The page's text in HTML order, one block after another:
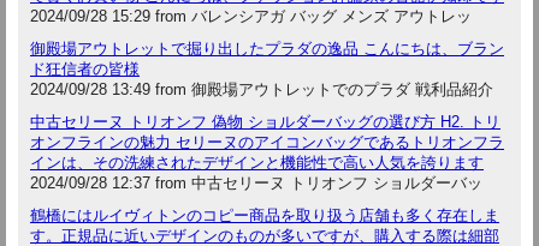
2024/09/28 15:29 from バレンシアガ バッグ メンズ アウトレッ
御殿場アウトレットで掘り出したプラダの逸品 こんにちは、ブラン
ド狂信者の皆様
2024/09/28 13:49 from 御殿場アウトレットでのプラダ 戦利品紹介
中古セリーヌ トリオンフ 偽物 ショルダーバッグの選び方 H2. トリ
オンフラインの魅力 セリーヌのアイコンバッグであるトリオンフラ
インは、その洗練されたデザインと機能性で高い人気を誇ります
2024/09/28 12:37 from 中古セリーヌ トリオンフ ショルダーバッ
鶴橋にはルイヴィトンのコピー商品を取り扱う店舗も多く存在しま
す。正規品に近いデザインのものが多いですが、購入する際は細部